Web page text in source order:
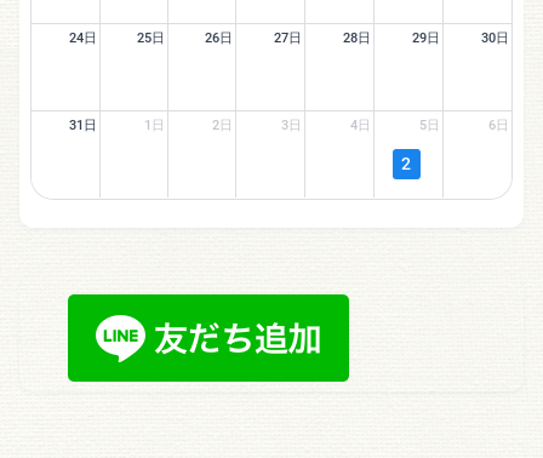
24日 25日 26日 27日 28日 29日 30日
31日 1日 2日 3日 4日 5日
2
6日